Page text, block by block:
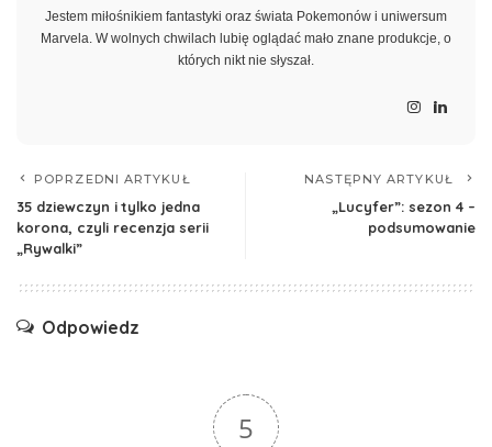
Jestem miłośnikiem fantastyki oraz świata Pokemonów i uniwersum
Marvela. W wolnych chwilach lubię oglądać mało znane produkcje, o
których nikt nie słyszał.
POPRZEDNI ARTYKUŁ
35 dziewczyn i tylko jedna
korona, czyli recenzja serii
„Rywalki”
NASTĘPNY ARTYKUŁ
„Lucyfer”: sezon 4 –
podsumowanie
Odpowiedz
5